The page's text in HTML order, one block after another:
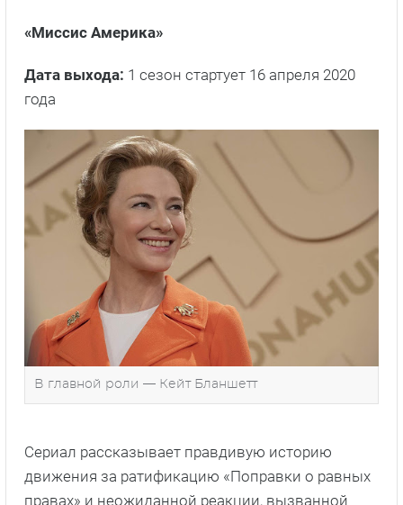
«Миссис Америка»
Дата выхода: 1 сезон стартует 16 апреля 2020
года
В главной роли — Кейт Бланшетт
Сериал рассказывает правдивую историю
движения за ратификацию «Поправки о равных
правах» и неожиданной реакции, вызванной